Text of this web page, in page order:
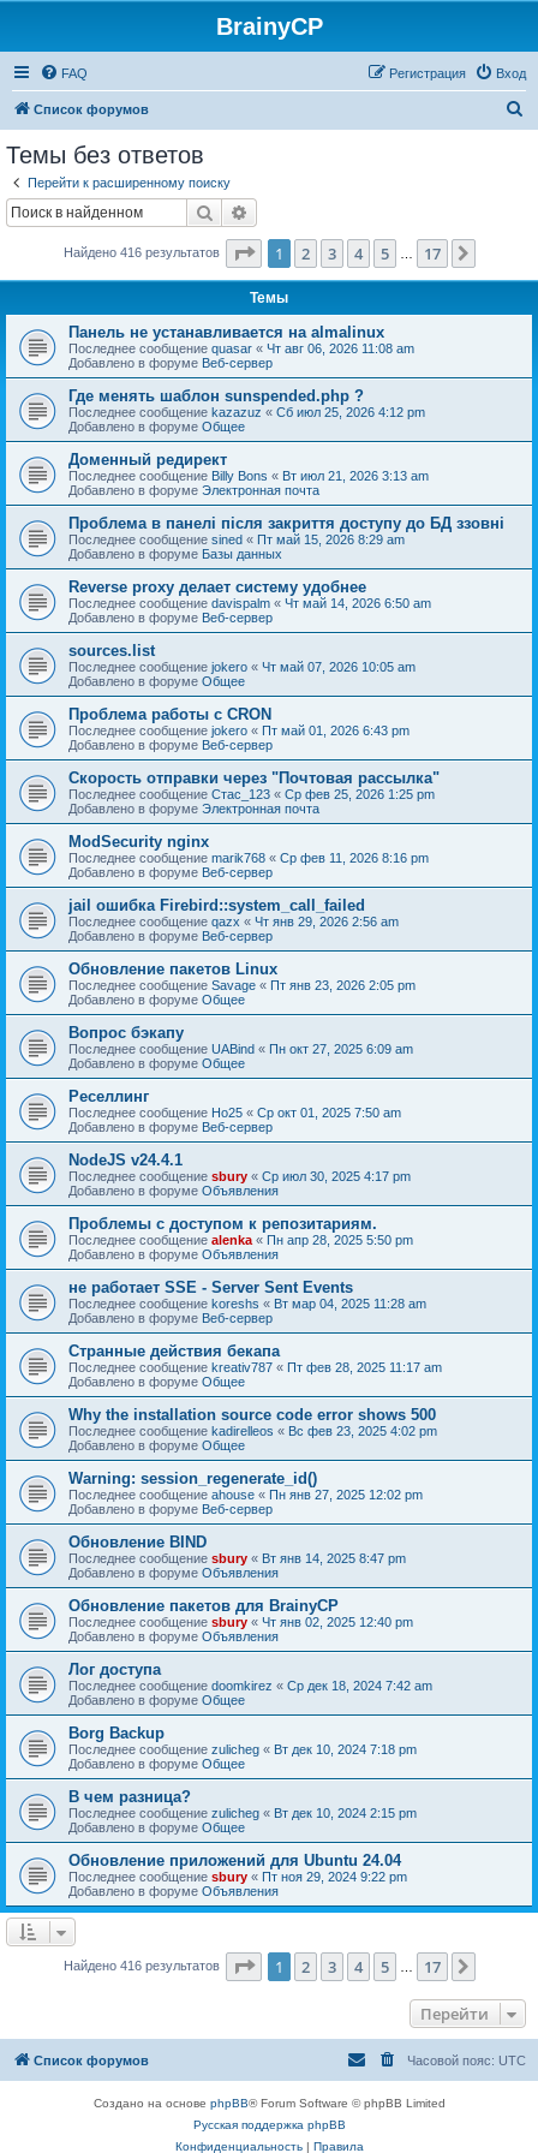
BrainyCP
FAQ Вход
Регистрация
Список форумов
Темы без ответов
Перейти к расширенному поиску
Поиск
Найдено 416 результатов Страница из 17
1 2 3 4 5 17
Темы
Панель не устанавливается на almalinux
Последнее сообщение quasar « Чт авг 06, 2026 11:08 am
Добавлено в форуме Веб-сервер
Где менять шаблон sunspended.php ?
Последнее сообщение kazazuz « Сб июл 25, 2026 4:12 pm
Добавлено в форуме Общее
Доменный редирект
Последнее сообщение Billy Bons « Вт июл 21, 2026 3:13 am
Добавлено в форуме Электронная почта
Проблема в панелі після закриття доступу до БД ззовні
Последнее сообщение sined « Пт май 15, 2026 8:29 am
Добавлено в форуме Базы данных
Reverse proxy делает систему удобнее
Последнее сообщение davispalm « Чт май 14, 2026 6:50 am
Добавлено в форуме Веб-сервер
sources.list
Последнее сообщение jokero « Чт май 07, 2026 10:05 am
Добавлено в форуме Общее
Проблема работы с CRON
Последнее сообщение jokero « Пт май 01, 2026 6:43 pm
Добавлено в форуме Веб-сервер
Скорость отправки через "Почтовая рассылка"
Последнее сообщение Стас_123 « Ср фев 25, 2026 1:25 pm
Добавлено в форуме Электронная почта
ModSecurity nginx
Последнее сообщение marik768 « Ср фев 11, 2026 8:16 pm
Добавлено в форуме Веб-сервер
jail ошибка Firebird::system_call_failed
Последнее сообщение qazx « Чт янв 29, 2026 2:56 am
Добавлено в форуме Веб-сервер
Обновление пакетов Linux
Последнее сообщение Savage « Пт янв 23, 2026 2:05 pm
Добавлено в форуме Общее
Вопрос бэкапу
Последнее сообщение UABind « Пн окт 27, 2025 6:09 am
Добавлено в форуме Общее
Реселлинг
Последнее сообщение Ho25 « Ср окт 01, 2025 7:50 am
Добавлено в форуме Веб-сервер
NodeJS v24.4.1
Последнее сообщение sbury « Ср июл 30, 2025 4:17 pm
Добавлено в форуме Объявления
Проблемы с доступом к репозитариям.
Последнее сообщение alenka « Пн апр 28, 2025 5:50 pm
Добавлено в форуме Объявления
не работает SSE - Server Sent Events
Последнее сообщение koreshs « Вт мар 04, 2025 11:28 am
Добавлено в форуме Веб-сервер
Странные действия бекапа
Последнее сообщение kreativ787 « Пт фев 28, 2025 11:17 am
Добавлено в форуме Общее
Why the installation source code error shows 500
Последнее сообщение kadirelleos « Вс фев 23, 2025 4:02 pm
Добавлено в форуме Общее
Warning: session_regenerate_id()
Последнее сообщение ahouse « Пн янв 27, 2025 12:02 pm
Добавлено в форуме Веб-сервер
Обновление BIND
Последнее сообщение sbury « Вт янв 14, 2025 8:47 pm
Добавлено в форуме Объявления
Oбновление пакетов для BrainyCP
Последнее сообщение sbury « Чт янв 02, 2025 12:40 pm
Добавлено в форуме Объявления
Лог доступа
Последнее сообщение doomkirez « Ср дек 18, 2024 7:42 am
Добавлено в форуме Общее
Borg Backup
Последнее сообщение zulicheg « Вт дек 10, 2024 7:18 pm
Добавлено в форуме Общее
В чем разница?
Последнее сообщение zulicheg « Вт дек 10, 2024 2:15 pm
Добавлено в форуме Общее
Обновление приложений для Ubuntu 24.04
Последнее сообщение sbury « Пт ноя 29, 2024 9:22 pm
Добавлено в форуме Объявления
Найдено 416 результатов Страница из 17
1 2 3 4 5 17
Перейти
Список форумов Часовой пояс: UTC
Создано на основе phpBB® Forum Software © phpBB Limited
Русская поддержка phpBB
Конфиденциальность| Правила